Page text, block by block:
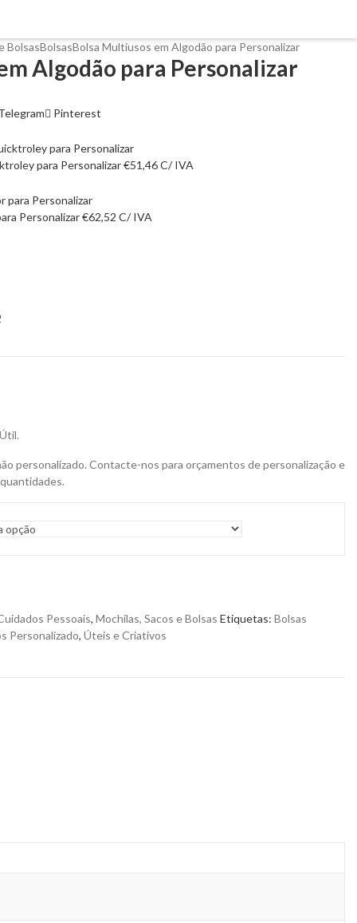
BolsasBolsasBolsa Multiusos em Algodão para Personalizar
Algodão para Personalizar
Pinterest
para Personalizar€51,46C/ IVA
Personalizar€62,52 C/ IVA
personalizado. Contacte-nos para orçamentos de personalização e
Pessoais, Mochilas, Sacos e Bolsas Etiquetas: Bolsas
Personalizado, Úteis e Criativos